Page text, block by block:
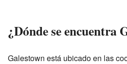
¿Dónde se encuentra
Galestown está ubicado en las